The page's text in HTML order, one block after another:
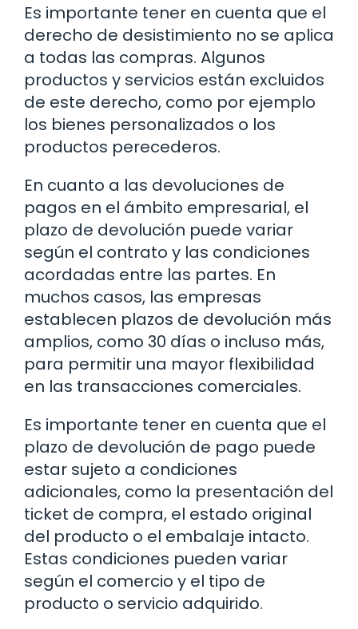
Es importante tener en cuenta que el
derecho de desistimiento no se aplica
a todas las compras. Algunos
productos y servicios están excluidos
de este derecho, como por ejemplo
los bienes personalizados o los
productos perecederos.
En cuanto a las devoluciones de
pagos en el ámbito empresarial, el
plazo de devolución puede variar
según el contrato y las condiciones
acordadas entre las partes. En
muchos casos, las empresas
establecen plazos de devolución más
amplios, como 30 días o incluso más,
para permitir una mayor flexibilidad
en las transacciones comerciales.
Es importante tener en cuenta que el
plazo de devolución de pago puede
estar sujeto a condiciones
adicionales, como la presentación del
ticket de compra, el estado original
del producto o el embalaje intacto.
Estas condiciones pueden variar
según el comercio y el tipo de
producto o servicio adquirido.